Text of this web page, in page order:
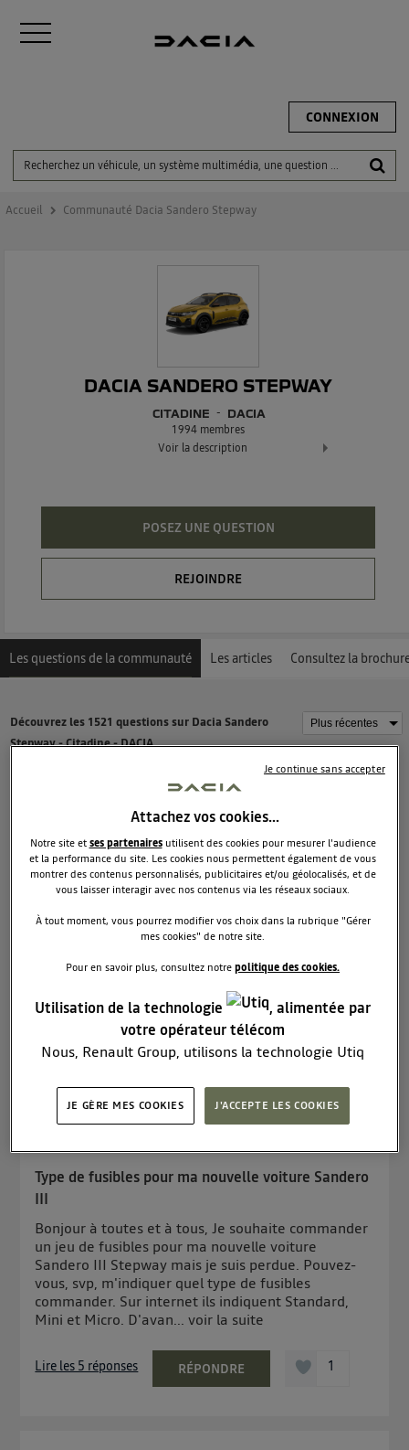
CONNEXION
Accueil Communauté Dacia Sandero Stepway
DACIA SANDERO STEPWAY
CITADINE DACIA
1994 membres
Voir la description
POSEZ UNE QUESTION
REJOINDRE
Les questions de la communauté Les articles Consultez la
Découvrez les 1521 questions sur Dacia Sandero
Stepway - Citadine - DACIA
5 mai 2024à19:01
stepway extrême automatique
Bonjour à tous ,je souhaiterai savoir si un membre
le 22 avril 2024 une Dacia stepway extrême avec
boîte automatique ? Quand j'ai voulu le faire le
vendeur m'a dit qu'elle n'était plus disponible en
boite auto ...voir la suite
RÉPONDRE 1
2likes
Type de fusibles pour ma nouvelle voiture Sandero
III
Bonjour à toutes et à tous, Je souhaite commander
un jeu de fusibles pour ma nouvelle voiture
Sandero III Stepway mais je suis perdue. Pouvez-
vous, svp, m'indiquer quel type de fusibles
commander. Sur internet ils indiquent Standard,
Mini et Micro. D'avan...voir la suite
Lire les 5 réponses RÉPONDRE 1
Attachez vos cookies…
Notre site etses partenairesutilisent des cookies pour mesurer l'audience
et la performance du site. Les cookies nous permettent également de vous
montrer des contenus personnalisés, publicitaires et/ou géolocalisés, et de
vous laisser interagir avec nos contenus via les réseaux sociaux.
À tout moment, vous pourrez modifier vos choix dans la rubrique "Gérer
mes cookies" de notre site.
Pour en savoir plus, consultez notrepolitique des cookies.
Utilisation de la technologie
, alimentée par
votre opérateur télécom
Nous, Renault Group, utilisons la technologie Utiq
cette notice de consentement) et liées à votre
chaque site).
La technologie Utiq a été conçue pour la protection
de vos données personnelles en vous offrant choix et
contrôle.
Elle utilise un identifiant créé par votre opérateur
télécom basé sur votre adresse IP et une référence
de votre contrat internet (ex : votre numéro de
L'identifiant est associé à votre connexion internet.
Ainsi, toutes les personnes utilisant la même
JE GÈRE MES COOKIES J'ACCEPTE LES COOKIES
Je continue sans accepter